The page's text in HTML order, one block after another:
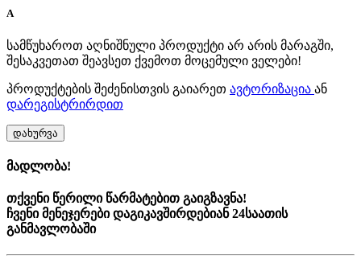
A
სამწუხაროთ აღნიშნული პროდუქტი არ არის მარაგში,
შესაკვეთათ შეავსეთ ქვემოთ მოცემული ველები!
პროდუქტების შეძენისთვის გაიარეთ ავტორიზაცია ან
დარეგისტრირდით
დახურვა
მადლობა!
თქვენი წერილი წარმატებით გაიგზავნა!
ჩვენი მენეჯერები დაგიკავშირდებიან 24საათის
განმავლობაში